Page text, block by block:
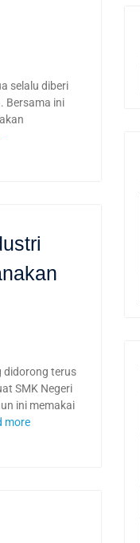
selalu diberi
Bersama ini
didorong terus
SMK Negeri
ini memakai
more